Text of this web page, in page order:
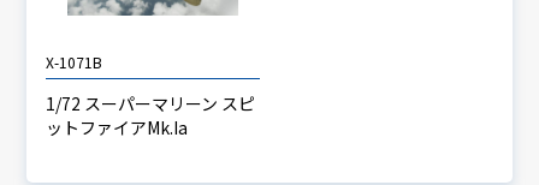
X-1071B
1/72 スーパーマリーン スピ
ットファイアMk.Ia